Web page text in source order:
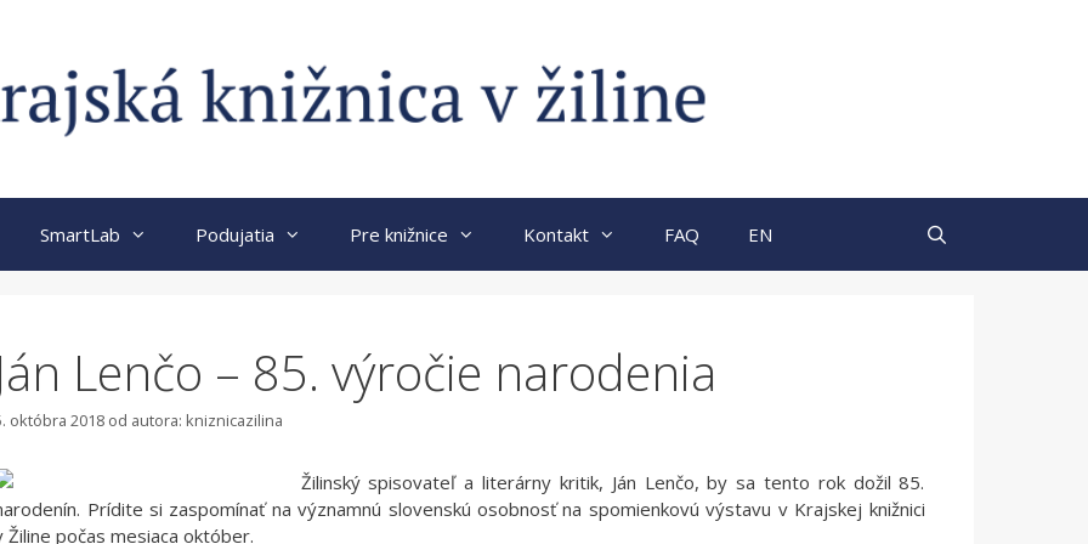
SmartLab Podujatia Pre knižnice Kontakt FAQ EN
Ján Lenčo – 85. výročie narodenia
októbra 2018 od autora: kniznicazilina
Žilinský spisovateľ a literárny kritik, Ján Lenčo, by sa tento rok dožil 85.
Prídite si zaspomínať na významnú slovenskú osobnosť na spomienkovú výstavu v Krajskej knižnici
Žiline počas mesiaca október.